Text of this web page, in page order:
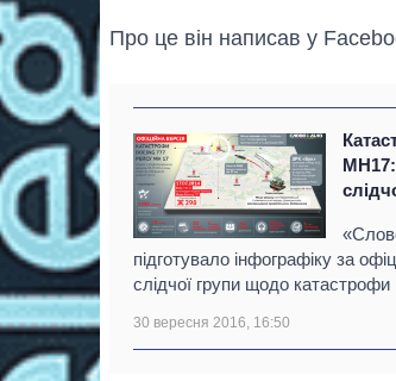
Про це він написав у
підготувало інфографіку за
слідчої групи щодо
30 вересня 2016, 16:50